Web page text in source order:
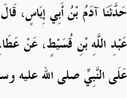
حَدَّثَنَا آدَمُ بْنُ أَبِي إِيَاسٍ،
عَبْدِ اللَّهِ بْنِ قُسَيْطٍ، عَنْ
عَلَى النَّبِيِّ صلى الله عليه